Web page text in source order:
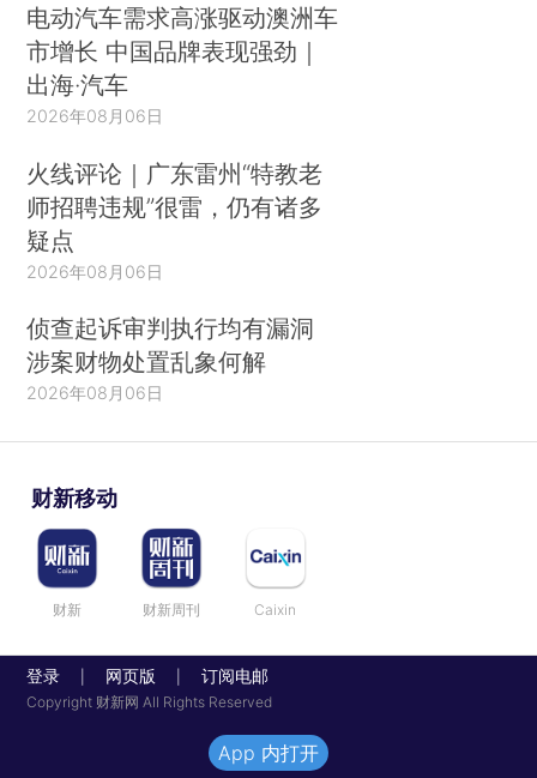
电动汽车需求高涨驱动澳洲车
市增长 中国品牌表现强劲｜
出海·汽车
2026年08月06日
火线评论｜广东雷州“特教老
师招聘违规”很雷，仍有诸多
疑点
2026年08月06日
侦查起诉审判执行均有漏洞
涉案财物处置乱象何解
2026年08月06日
财新移动
财新 财新周刊 Caixin
登录 网页版 订阅电邮
Copyright 财新网 All Rights Reserved
App 内打开